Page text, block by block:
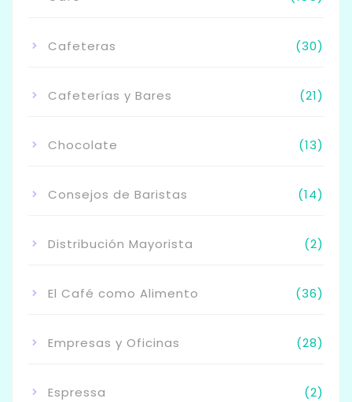
Cafeteras (30)
Cafeterías y Bares (21)
Chocolate (13)
Consejos de Baristas (14)
Distribución Mayorista (2)
El Café como Alimento (36)
Empresas y Oficinas (28)
Espressa (2)